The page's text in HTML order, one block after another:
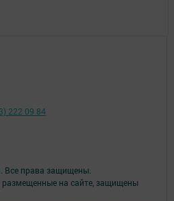
Все права защищены.
на сайте, защищены
222 09 84